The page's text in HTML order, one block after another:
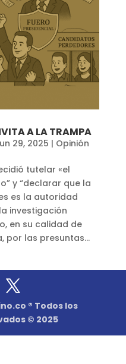
A LA TRAMPA
29, 2025 | Opinión
tutelar «el
y “declarar que la
es la autoridad
investigación
en su calidad de
por las presuntas...
® Todos los
© 2025